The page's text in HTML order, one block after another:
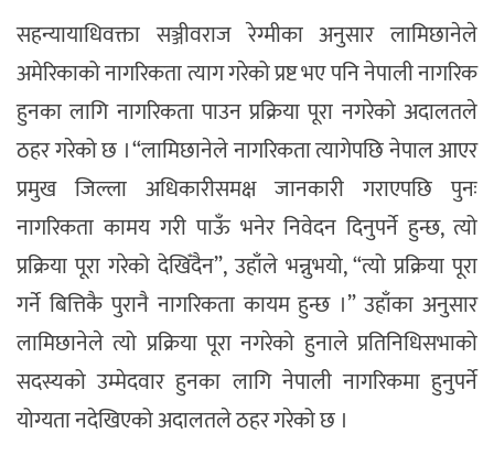
सहन्यायाधिवक्ता सञ्जीवराज रेग्मीका अनुसार लामिछानेले
अमेरिकाको नागरिकता त्याग गरेको प्रष्ट भए पनि नेपाली नागरिक
हुनका लागि नागरिकता पाउन प्रक्रिया पूरा नगरेको अदालतले
ठहर गरेको छ । “लामिछानेले नागरिकता त्यागेपछि नेपाल आएर
प्रमुख जिल्ला अधिकारीसमक्ष जानकारी गराएपछि पुनः
नागरिकता कामय गरी पाऊँ भनेर निवेदन दिनुपर्ने हुन्छ, त्यो
प्रक्रिया पूरा गरेको देखिँदैन”, उहाँले भन्नुभयो, “त्यो प्रक्रिया पूरा
गर्ने बित्तिकै पुरानै नागरिकता कायम हुन्छ ।” उहाँका अनुसार
लामिछानेले त्यो प्रक्रिया पूरा नगरेको हुनाले प्रतिनिधिसभाको
सदस्यको उम्मेदवार हुनका लागि नेपाली नागरिकमा हुनुपर्ने
योग्यता नदेखिएको अदालतले ठहर गरेको छ ।